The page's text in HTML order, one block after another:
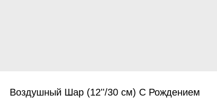
Воздушный Шар (12''/30 см) С Рождением